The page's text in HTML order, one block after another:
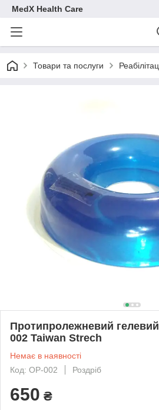
MedX Health Care
Товари та послуги
Протипролежневий
002 Taiwan Strech
Немає в наявності
Код: OP-002
Роздріб
650 ₴